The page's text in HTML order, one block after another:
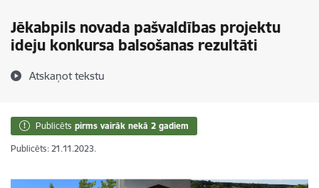
Jēkabpils novada pašvaldības projektu
ideju konkursa balsošanas rezultāti
Atskaņot tekstu
Publicēts pirms vairāk nekā 2 gadiem
Publicēts: 21.11.2023.